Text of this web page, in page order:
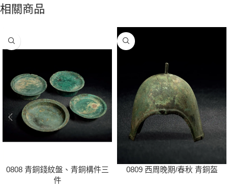
相關商品
0808 青銅錢紋盤、青銅構件三
件
0809 西周晚期/春秋 青銅盔